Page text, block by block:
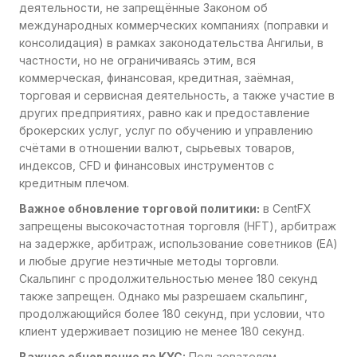
деятельности, не запрещённые Законом об
международных коммерческих компаниях (поправки и
консолидация) в рамках законодательства Ангильи, в
частности, но не ограничиваясь этим, вся
коммерческая, финансовая, кредитная, заёмная,
торговая и сервисная деятельность, а также участие в
других предприятиях, равно как и предоставление
брокерских услуг, услуг по обучению и управлению
счётами в отношении валют, сырьевых товаров,
индексов, CFD и финансовых инструментов с
кредитным плечом.
Важное обновление торговой политики: в CentFX
запрещены высокочастотная торговля (HFT), арбитраж
на задержке, арбитраж, использование советников (EA)
и любые другие неэтичные методы торговли.
Скальпинг с продолжительностью менее 180 секунд
также запрещен. Однако мы разрешаем скальпинг,
продолжающийся более 180 секунд, при условии, что
клиент удерживает позицию не менее 180 секунд.